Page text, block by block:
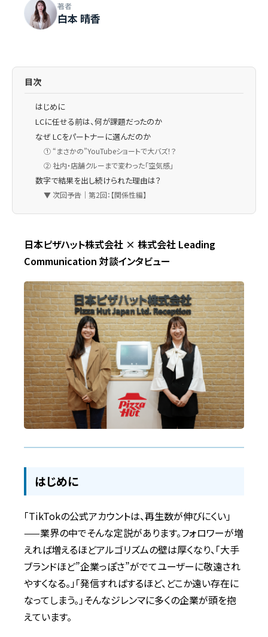
著者
白本 晴香
目次
はじめに
LCに任せる前は、何が課題だったのか
なぜ LCをパートナーに選んだのか
① “まさかの”YouTubeショートで大バズ！？
② 社内・店舗クルーまで変わった「空気感」
数字で結果を出し続けられた理由は？
▼ 次回予告｜第2回：【関係性編】
日本ピザハット株式会社 × 株式会社 Leading
Communication 対談インタビュー
はじめに
「TikTokの公式アカウントは、再生数が伸びにくい」
——業界の中でそんな定説があります。フォロワーが増
えれば増えるほどアルゴリズムの壁は厚くなり、「大手
ブランドほど”企業っぽさ”がでてユーザーに敬遠され
やすくなる。」「発信すればするほど、どこか遠い存在に
なってしまう。」そんなジレンマに多くの企業が頭を抱
えています。